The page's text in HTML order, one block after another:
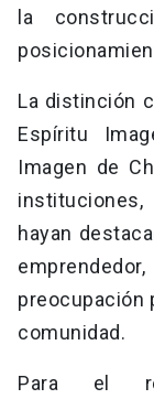
la
La distinción
Espíritu
Imagen de
hayan
preocupación
comunidad.
Para el